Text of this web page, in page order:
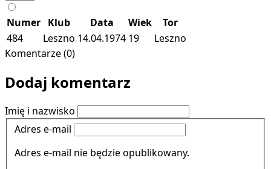
Numer Klub Data Wiek
Tor
484
Leszno 14.04.1974 19
Leszno
Komentarze (0)
Dodaj komentarz
Imię i nazwisko
Adres e-mail
Adres e-mail nie będzie opublikowany.